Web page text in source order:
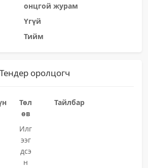
онцгой журам
Үгүй
Тийм
Тендер оролцогч
Төл
өв
Тайлбар
Илг
ээг
дсэ
н